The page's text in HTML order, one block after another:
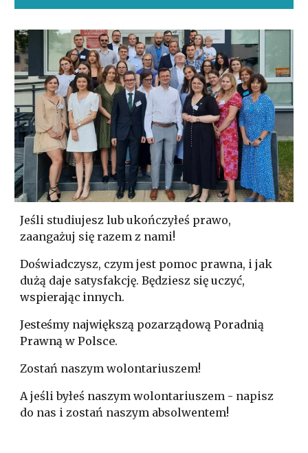
Jeśli studiujesz lub ukończyłeś prawo,
zaangażuj się razem z nami!
Doświadczysz, czym jest pomoc prawna, i jak
dużą daje satysfakcję. Będziesz się uczyć,
wspierając innych.
Jesteśmy największą pozarządową Poradnią
Prawną w Polsce.
Zostań naszym wolontariuszem!
A jeśli byłeś naszym wolontariuszem - napisz
do nas i zostań naszym absolwentem!